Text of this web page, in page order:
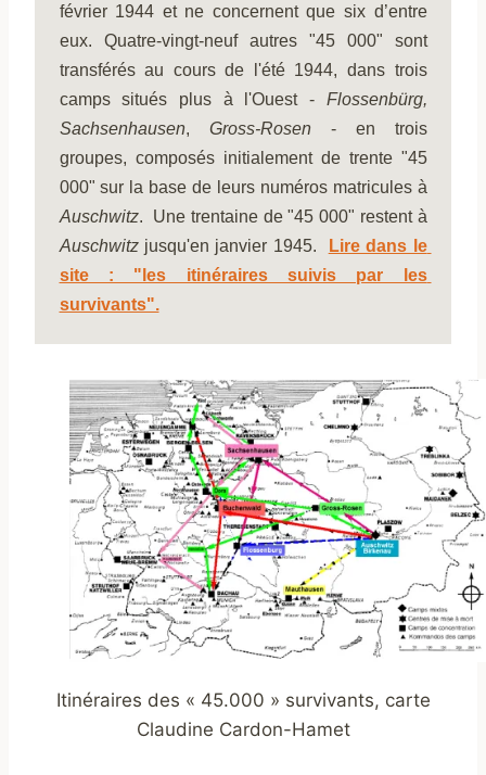
février 1944 et ne concernent que six d’entre
eux. Quatre-vingt-neuf autres "45 000" sont
transférés au cours de l'été 1944, dans trois
camps situés plus à l'Ouest - Flossenbürg,
Sachsenhausen, Gross-Rosen - en trois
groupes, composés initialement de trente "45
Auschwitz
Auschwitz jusqu'en janvier 1945.
Lire dans le
site : "les itinéraires suivis par les
survivants".
Itinéraires des « 45.000 » survivants, carte
Claudine Cardon-Hamet